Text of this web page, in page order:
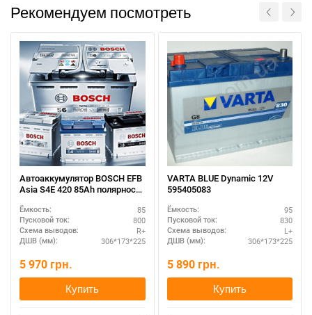
Рекомендуем посмотреть
Автоаккумулятор BOSCH EFB
Asia S4E 420 85Ah полярность
Ёмкость: 85
Пусковой ток: 800
Схема выводов: R+
ДШВ (мм): 306*173*225
5 970 грн.
Купить
VARTA BLUE Dynamic 12V
595405083
Ёмкость: 95
Пусковой ток: 830
Схема выводов: L+
ДШВ (мм): 306*173*225
5 890 грн.
Купить